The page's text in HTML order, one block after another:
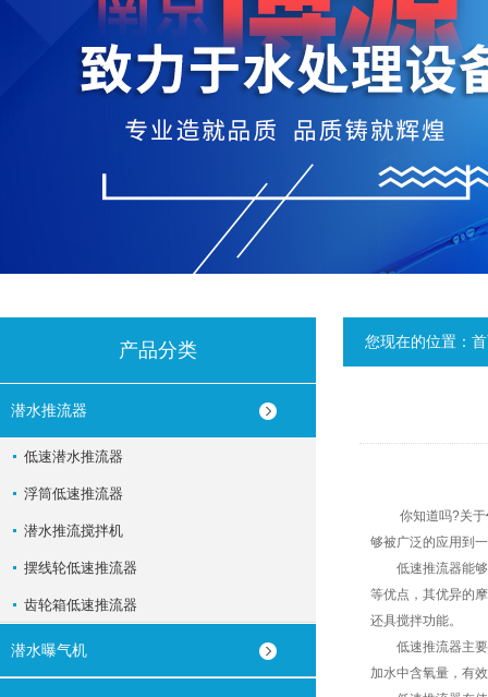
产品分类
潜水推流器
低速潜水推流器
浮筒低速推流器
潜水推流搅拌机
摆线轮低速推流器
齿轮箱低速推流器
潜水曝气机
您现在的位置：
你知道吗?关于
够被广泛的应用到
低速推流器能够
等优点，其优异的
还具搅拌功能。
低速推流器主要
加水中含氧量，有